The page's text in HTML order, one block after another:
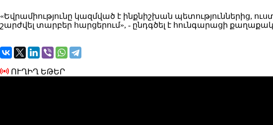
«Եվրամիությունը կազմված է ինքնիշխան պետություններից,
շարժվել տարբեր հարցերում», - ընդգծել է հունգարացի
ՈՒՂԻՂ ԵԹԵՐ